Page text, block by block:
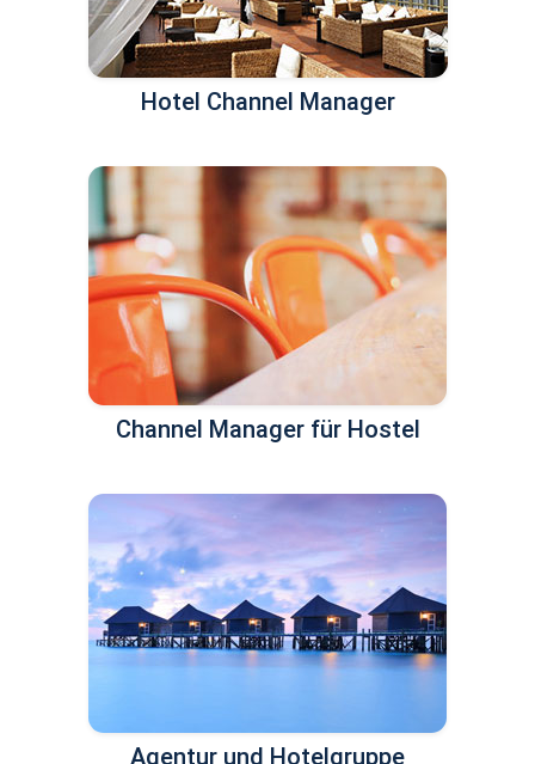
Hotel Channel Manager
Channel Manager für Hostel
Agentur und Hotelgruppe